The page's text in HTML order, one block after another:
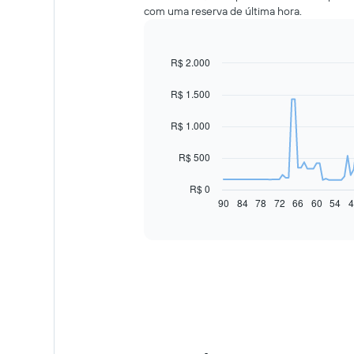
com uma reserva de última hora.
Line
91
points.
Chart
R$ 0
R$ 500
R$ 1.000
R$ 1.500
R$ 2.000
90 60
84 78 72 66 54